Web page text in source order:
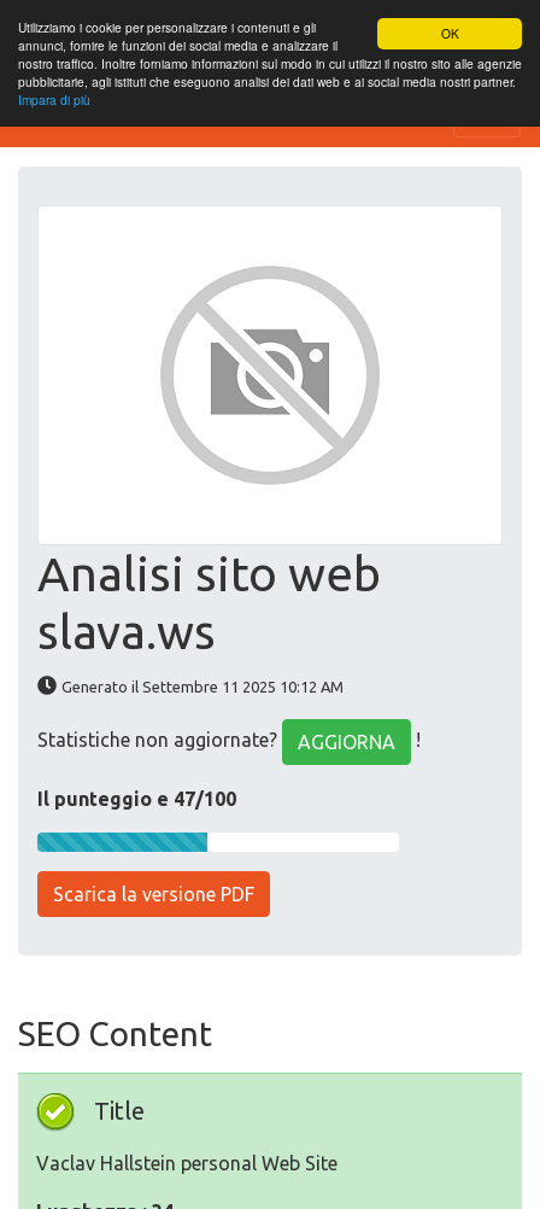
OK
Utilizziamo i cookie per personalizzare i contenuti e gli
annunci, fornire le funzioni dei social media e analizzare il
nostro traffico. Inoltre forniamo informazioni sul modo in cui utilizzi il nostro sito alle agenzie
pubblicitarie, agli istituti che eseguono analisi dei dati web e ai social media nostri partner.
Impara di più
SEO Analytics
Analisi sito web
slava.ws
Generato il Settembre 11 2025 10:12 AM
Statistiche non aggiornate? AGGIORNA !
Il punteggio e 47/100
Scarica la versione PDF
SEO Content
Title
Vaclav Hallstein personal Web Site